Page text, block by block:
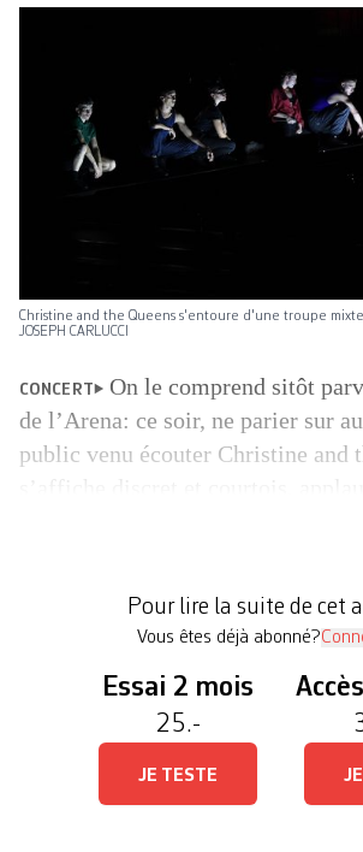
Christine and the Queens s'entoure d'une troupe
JOSEPH CARLUCCI
CONCERT
On le comprend sitôt
de l’Arena: ce soir, ne parier sur
public venu écouter Christine and
danseurs, la Nantaise propose
Pour lire la suite de cet
Vous êtes déjà abonné?
Essai 2 mois
25.-
JE TESTE